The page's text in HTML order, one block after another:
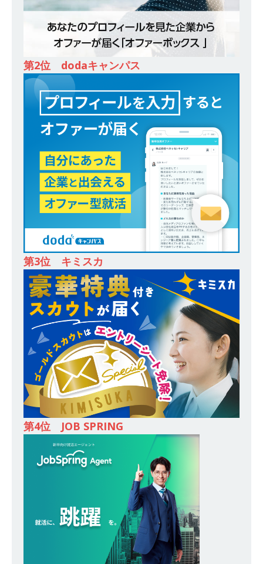
除・面接確約!! ｜ 1dayインターンあり 】 東京勤
務限定 ｜ 世界No.1の不動産投資市場東京で投資
住宅販売をリードする企業 ｜ 土地仕入れから物
件販売までを担う ｜ 平均年収809万 ｜ 年間休日
130日・土日祝完全休み ｜ スタンダード上場 ｜
明豊エンタープライズ
体育会積極採用企業
[ 2026年5月14日 ] 【 28卒 ｜ 適性検査合否免
除・面接確約!! ｜ 1dayインターンあり 】東京勤
務・転勤なし ｜ 投資用住宅販売をリードする企
業が手がける賃貸アパート・マンションの管理を
行う ｜ 年間休日125日以上 ｜ 不動産業ではレア
な私服出社OK ｜ 土日祝完全休み ｜ スタンダー
ド上場 明豊エンタープライズグループ ｜ 明豊プ
ロパティーズ
体育会積極採用企業
[ 2026年5月14日 ]
【 28卒 ｜ オープンカンパニ
ー｜東京勤務・転勤なし ｜ 文理不問 】 7期連続
200％増収!! ｜ 様々な業界の知識・スキルを身に
付けることが可能 ｜ データ分析のエキスパート
としてクライアントの課題を解決 ｜ 土日祝完全
休み ｜ データアナリティクスラボ
体育会積
極採用企業
[ 2026年5月14日 ] 【 28卒 ｜ 東京勤務・転勤な
し 】 食品・生鮮業界に特化した人材紹介サービ
スを提供するベンチャー企業 ｜ 設立から毎年黒
字経営。売上は常に右肩上がり ｜ 未経験から営
業として成長・収入アップが目指せる環境 ｜ オ
イシル
体育会積極採用企業
[ 2026年5月13日 ]
【 28卒 ｜ トップ企業内定の
第2位 dodaキャンパス
第3位 キミスカ
第4位 JOB SPRING